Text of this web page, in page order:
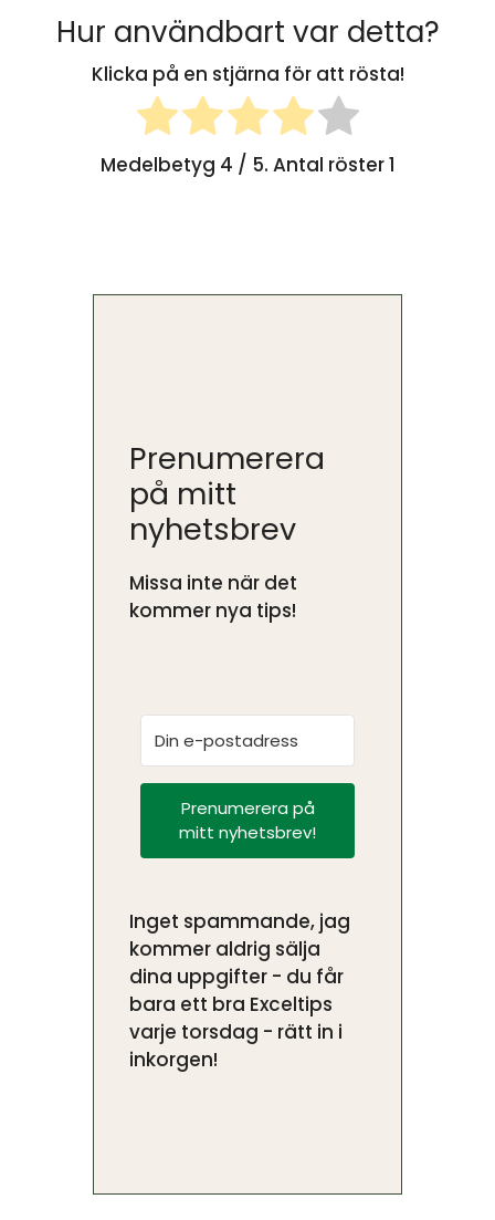
Hur användbart var detta?
Klicka på en stjärna för att rösta!
Medelbetyg 4 / 5. Antal röster1
Prenumerera
på mitt
nyhetsbrev
Missa inte när det
kommer nya tips!
Prenumerera på
mitt nyhetsbrev!
Inget spammande, jag
kommer aldrig sälja
dina uppgifter - du får
bara ett bra Exceltips
varje torsdag - rätt in i
inkorgen!